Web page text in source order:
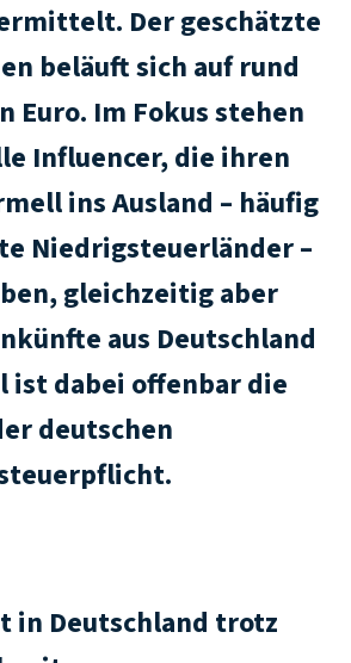
Der geschätzte
beläuft sich auf rund
Euro. Im Fokus stehen
Influencer, die ihren
ins Ausland – häufig
Niedrigsteuerländer –
gleichzeitig aber
aus Deutschland
ist dabei offenbar die
deutschen
in Deutschland trotz